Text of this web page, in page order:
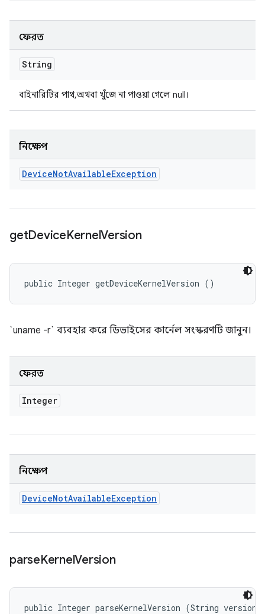
ফেরত
String
বাইনারিটির পাথ, অথবা খুঁজে না পাওয়া গেলে null।
নিক্ষেপ
DeviceNotAvailableException
getDeviceKernelVersion
public Integer getDeviceKernelVersion ()
`uname -r` ব্যবহার করে ডিভাইসের কার্নেল সংস্করণটি জানুন।
ফেরত
Integer
নিক্ষেপ
DeviceNotAvailableException
parseKernelVersion
public Integer parseKernelVersion (String version)